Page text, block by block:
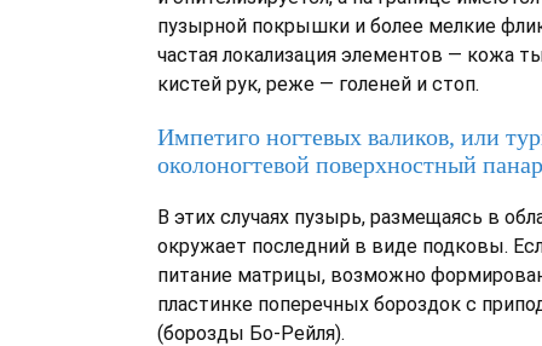
пузырной покрышки и более мелкие
частая локализация элементов — кожа
кистей рук, реже — голеней и стоп.
Импетиго ногтевых валиков, или
околоногтевой поверхностный
В этих случаях пузырь, размещаясь в
окружает последний в виде подковы.
питание матрицы, возможно
пластинке поперечных бороздок с
(борозды Бо-Рейля).